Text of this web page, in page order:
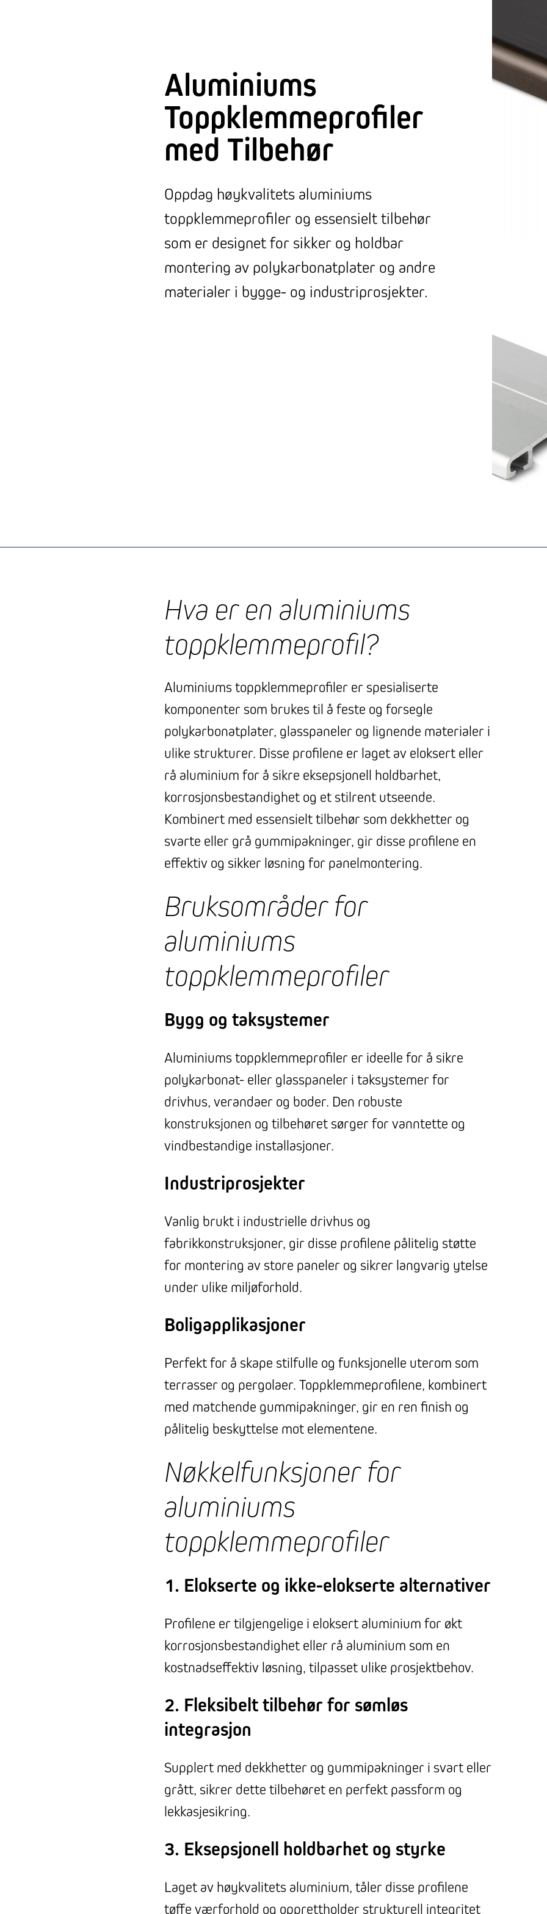
Aluminiums
Toppklemmeprofiler
med Tilbehør
Oppdag høykvalitets aluminiums
toppklemmeprofiler og essensielt tilbehør
som er designet for sikker og holdbar
montering av polykarbonatplater og andre
materialer i bygge- og industriprosjekter.
Hva er en aluminiums
toppklemmeprofil?
Aluminiums toppklemmeprofiler er spesialiserte
komponenter som brukes til å feste og forsegle
polykarbonatplater, glasspaneler og lignende materialer i
ulike strukturer. Disse profilene er laget av eloksert eller
rå aluminium for å sikre eksepsjonell holdbarhet,
korrosjonsbestandighet og et stilrent utseende.
Kombinert med essensielt tilbehør som dekkhetter og
svarte eller grå gummipakninger, gir disse profilene en
effektiv og sikker løsning for panelmontering.
Bruksområder for
aluminiums
toppklemmeprofiler
Bygg og taksystemer
Aluminiums toppklemmeprofiler er ideelle for å sikre
polykarbonat- eller glasspaneler i taksystemer for
drivhus, verandaer og boder. Den robuste
konstruksjonen og tilbehøret sørger for vanntette og
vindbestandige installasjoner.
Industriprosjekter
Vanlig brukt i industrielle drivhus og
fabrikkonstruksjoner, gir disse profilene pålitelig støtte
for montering av store paneler og sikrer langvarig ytelse
under ulike miljøforhold.
Boligapplikasjoner
Perfekt for å skape stilfulle og funksjonelle uterom som
terrasser og pergolaer. Toppklemmeprofilene, kombinert
med matchende gummipakninger, gir en ren finish og
pålitelig beskyttelse mot elementene.
Nøkkelfunksjoner for
aluminiums
toppklemmeprofiler
1. Elokserte og ikke-elokserte alternativer
Profilene er tilgjengelige i eloksert aluminium for økt
korrosjonsbestandighet eller rå aluminium som en
kostnadseffektiv løsning, tilpasset ulike prosjektbehov.
2. Fleksibelt tilbehør for sømløs
integrasjon
Supplert med dekkhetter og gummipakninger i svart eller
grått, sikrer dette tilbehøret en perfekt passform og
lekkasjesikring.
3. Eksepsjonell holdbarhet og styrke
Laget av høykvalitets aluminium, tåler disse profilene
tøffe værforhold og opprettholder strukturell integritet